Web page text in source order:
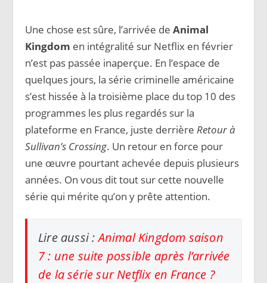
Une chose est sûre, l’arrivée deAnimal
Kingdom en intégralité sur Netflix en février
n’est pas passée inaperçue. En l’espace de
quelques jours, la série criminelle américaine
s’est hissée à la troisième place du top 10 des
programmes les plus regardés sur la
plateforme en France, juste derrière Retour à
Sullivan’s Crossing. Un retour en force pour
une œuvre pourtant achevée depuis plusieurs
années. On vous dit tout sur cette nouvelle
série qui mérite qu’on y prête attention.
Lire aussi :Animal Kingdom saison
7 : une suite possible après l’arrivée
de la série sur Netflix en France ?